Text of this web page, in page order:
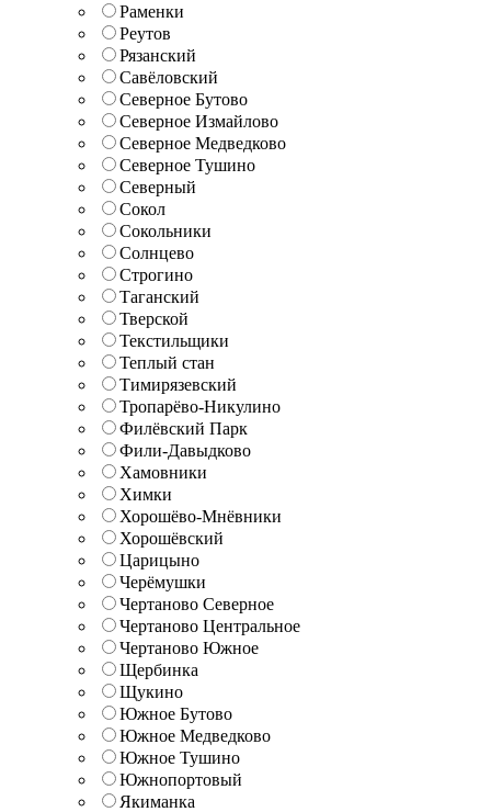
Раменки
Реутов
Рязанский
Савёловский
Северное Бутово
Северное Измайлово
Северное Медведково
Северное Тушино
Северный
Сокол
Сокольники
Солнцево
Строгино
Таганский
Тверской
Текстильщики
Теплый стан
Тимирязевский
Тропарёво-Никулино
Филёвский Парк
Фили-Давыдково
Хамовники
Химки
Хорошёво-Мнёвники
Хорошёвский
Царицыно
Черёмушки
Чертаново Северное
Чертаново Центральное
Чертаново Южное
Щербинка
Щукино
Южное Бутово
Южное Медведково
Южное Тушино
Южнопортовый
Якиманка